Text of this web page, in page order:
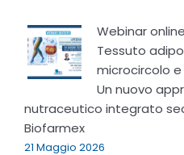
Webinar online:
Tessuto
microcircolo
Un nuovo
nutraceutico integrato
Biofarmex
21 Maggio 2026